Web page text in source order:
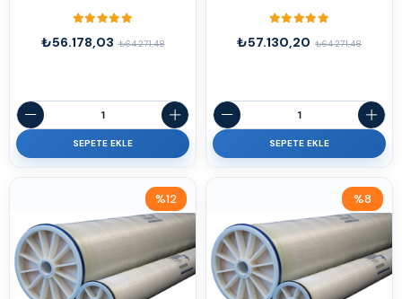
₺56.178,03 ₺64.271,48
SEPETE EKLE
₺57.130,20 ₺64.271,48
SEPETE EKLE
%12
İndirim
%12İndirim
%8
İndirim
%8İndirim